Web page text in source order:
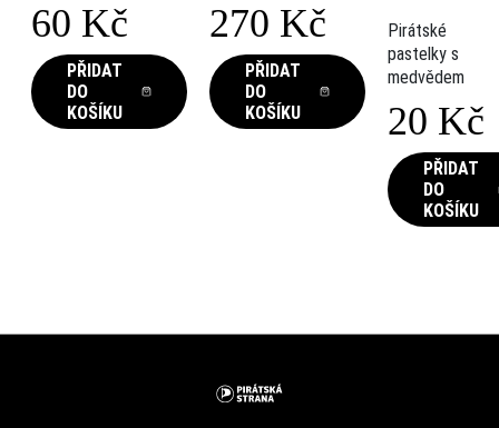
60 Kč
PŘIDAT
DO
KOŠÍKU
270 Kč
This
product
has
on
product
PŘIDAT
DO
KOŠÍKU
Pirátské
pastelky s
medvědem
20 Kč
PŘIDAT
DO
KOŠÍKU